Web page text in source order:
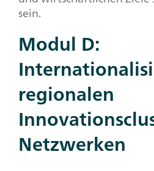
sein.
Modul D:
regionalen
Netzwerken